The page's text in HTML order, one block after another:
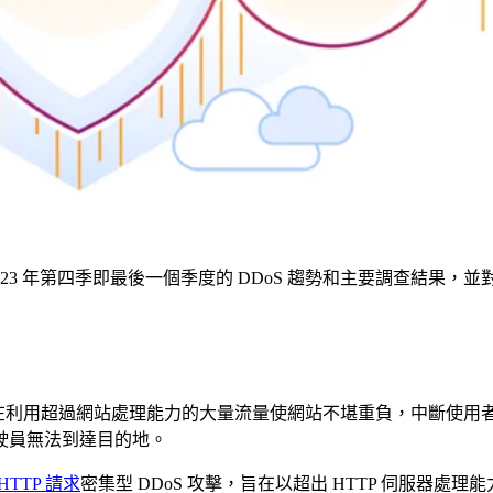
年第四季即最後一個季度的 DDoS 趨勢和主要調查結果，並
用超過網站處理能力的大量流量使網站不堪重負，中斷使用
無法到達目的地。
請求密集型 DDoS 攻擊，旨在以超出 HTTP 伺服器處理